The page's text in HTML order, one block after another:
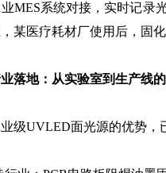
系统对接，实时记录光
某医疗耗材厂使用后，固化
落地：从实验室到生产线
UVLED面光源的优势，已